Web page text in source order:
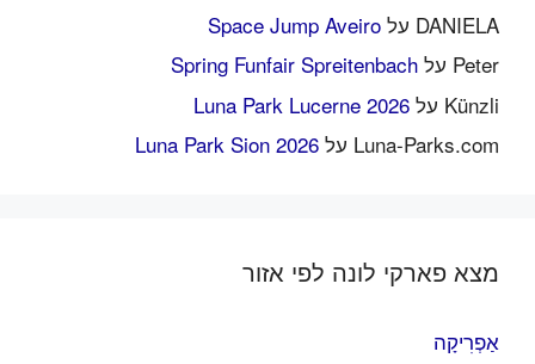
DANIELA על Space Jump Aveiro
Peter על Spring Funfair Spreitenbach
Künzli על Luna Park Lucerne 2026
Luna-Parks.com על Luna Park Sion 2026
מצא פארקי לונה לפי אזור
אַפְרִיקָה